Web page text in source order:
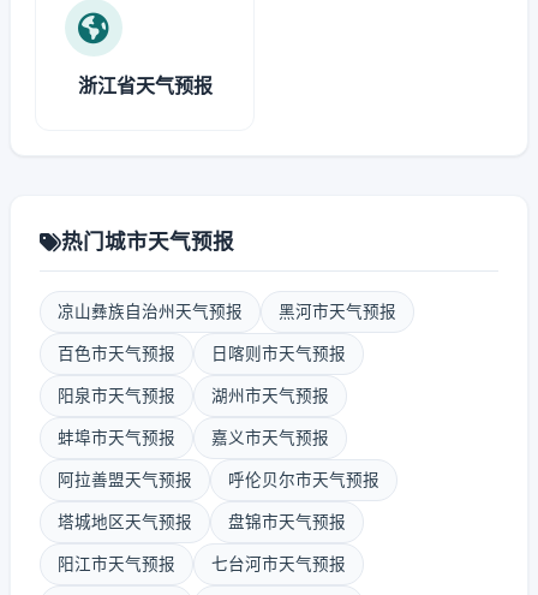
浙江省天气预报
热门城市天气预报
凉山彝族自治州天气预报 黑河市天气预报
百色市天气预报 日喀则市天气预报
阳泉市天气预报 湖州市天气预报
蚌埠市天气预报 嘉义市天气预报
阿拉善盟天气预报 呼伦贝尔市天气预报
塔城地区天气预报 盘锦市天气预报
阳江市天气预报 七台河市天气预报